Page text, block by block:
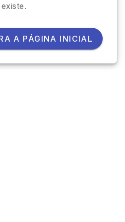
existe.
A PÁGINA INICIAL